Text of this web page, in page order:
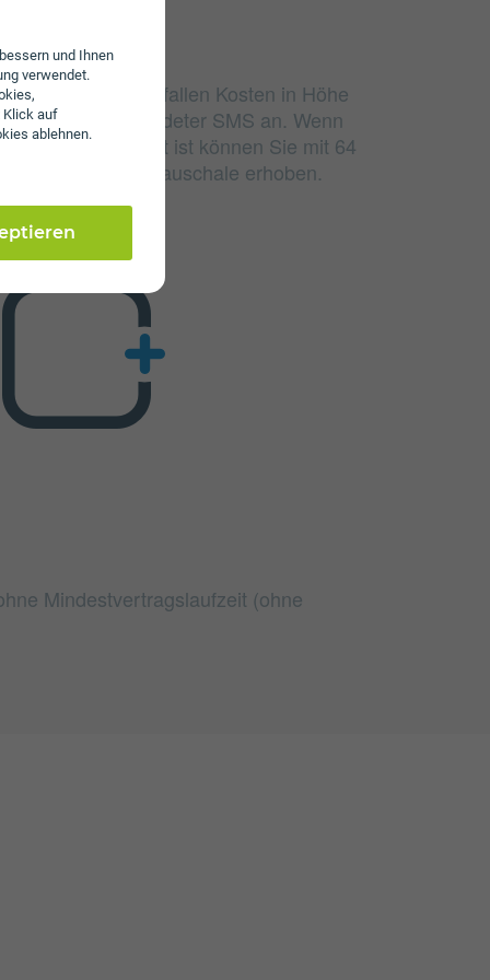
und Ihnen
verwendet.
Klick auf
ablehnen.
Einheiten fallen Kosten in Höhe
4 ct/€ pro versendeter SMS an. Wenn
aufgebraucht ist können Sie mit 64
keine Servicepauschale erhoben.
Mindestvertragslaufzeit (ohne